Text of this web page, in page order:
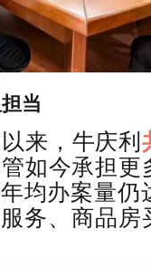
当
来，牛庆利
如今承担
均办案量仍
务、商品房